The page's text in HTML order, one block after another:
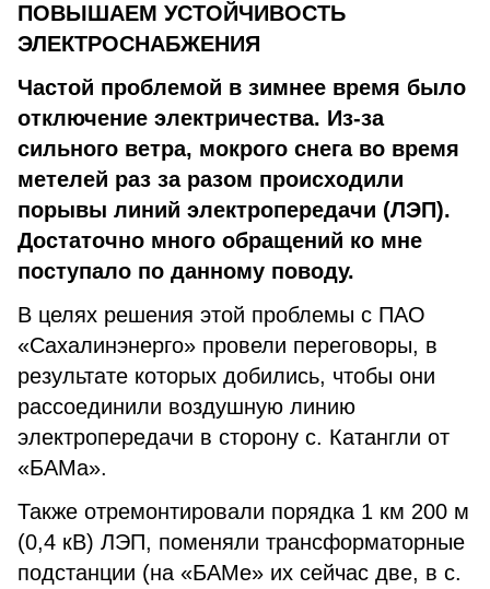
ПОВЫШАЕМ УСТОЙЧИВОСТЬ
ЭЛЕКТРОСНАБЖЕНИЯ
Частой проблемой в зимнее время было
отключение электричества. Из-за
сильного ветра, мокрого снега во время
метелей раз за разом происходили
порывы линий электропередачи (ЛЭП).
Достаточно много обращений ко мне
поступало по данному поводу.
В целях решения этой проблемы с ПАО
«Сахалинэнерго» провели переговоры, в
результате которых добились, чтобы они
рассоединили воздушную линию
электропередачи в сторону с. Катангли от
«БАМа».
Также отремонтировали порядка 1 км 200 м
(0,4 кВ) ЛЭП, поменяли трансформаторные
подстанции (на «БАМе» их сейчас две, в с.